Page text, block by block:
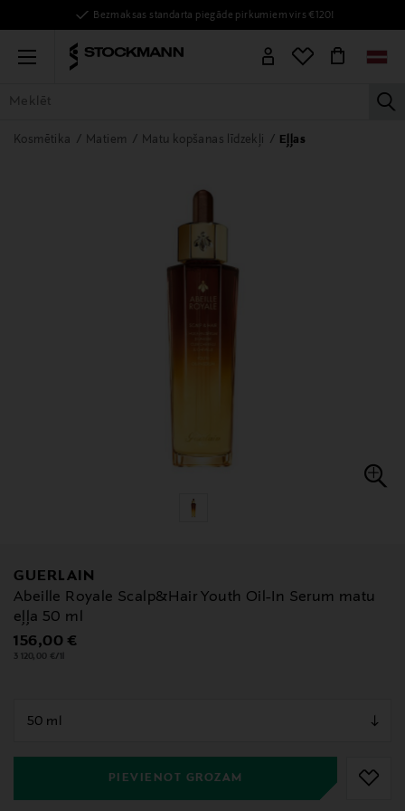
Bezmaksas standarta piegāde pirkumiem virs €120!
Menu
VISAS PRECES SIEVIETĒM VĪRIEŠIEM BĒRNIEM
Kosmētika Matiem Matu kopšanas līdzekļi Eļļas
GUERLAIN
Abeille Royale Scalp&Hair Youth Oil-In Serum matu
eļļa 50 ml
Original Price
156,00 €
3 120,00 €/1l
PIEVIENOT GROZAM